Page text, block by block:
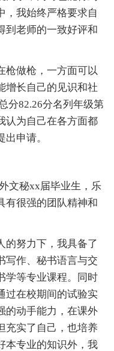
，我始终严格要求自
到老师的一致好评和
枪做枪，一方面可以
增长自己的见识和社
分82.26分名列年级第
认为自己在各方面都
申请。
文秘xx届毕业生，乐
有很强的团队精神和
的努力下，我具备了
写作、秘书语言与交
学等专业课程。同时
过在校期间的试验实
的动手能力，在课外
充实了自己，也培养
本专业的知识外，我